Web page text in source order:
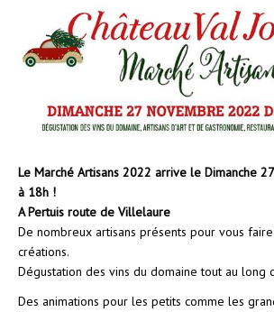
Le Marché Artisans 2022 arrive le Dimanche
à 18h !
A Pertuis route de Villelaure
De nombreux artisans présents pour vous
créations.
Dégustation des vins du domaine tout au long
Des animations pour les petits comme les